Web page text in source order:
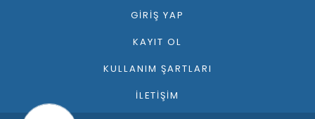
GIRIŞ YAP
KAYIT OL
KULLANIM ŞARTLARI
İLETIŞIM